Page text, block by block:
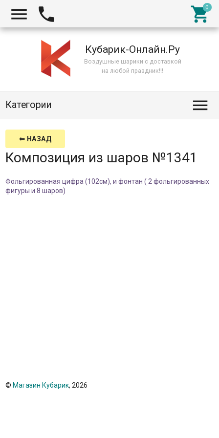
  
Кубарик-Онлайн.Ру
Воздушные шарики с доставкой
на любой праздник!!!
Категории 
⇐ НАЗАД
Композиция из шаров №1341
Фольгированная цифра (102см), и фонтан ( 2 фольгированных
фигуры и 8 шаров)
© Магазин Кубарик, 2026